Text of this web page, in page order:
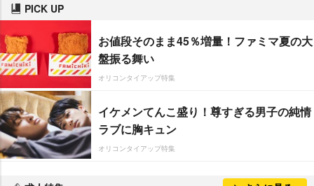
PICK UP
お値段そのまま45％増量！ファミマ夏の大
盤振る舞い
オリコンタイアップ特集
イケメンてんこ盛り！尊すぎる男子の純情
ラブに胸キュン
オリコンタイアップ特集